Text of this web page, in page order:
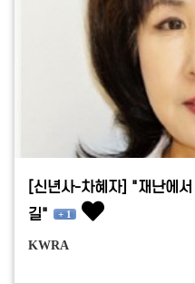
[신년사-차혜자] "재난에
길"
+ 1
KWRA